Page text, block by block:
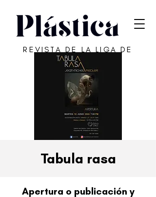
REVISTA DE LA LIGA DE
ARTE DE SAN JUAN
Tabula rasa
Apertura o publicación y